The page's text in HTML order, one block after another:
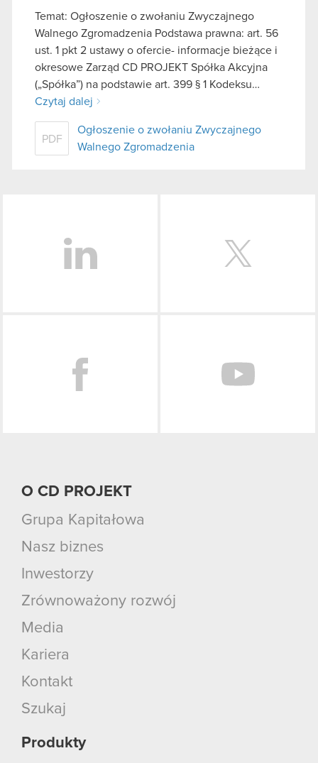
Temat: Ogłoszenie o zwołaniu Zwyczajnego
Walnego Zgromadzenia Podstawa prawna: art. 56
ust. 1 pkt 2 ustawy o ofercie- informacje bieżące i
okresowe Zarząd CD PROJEKT Spółka Akcyjna
(„Spółka”) na podstawie art. 399 § 1 Kodeksu…
Czytaj dalej
PDF
Ogłoszenie o zwołaniu Zwyczajnego
Walnego Zgromadzenia
O CD PROJEKT
Grupa Kapitałowa
Nasz biznes
Inwestorzy
Zrównoważony rozwój
Media
Kariera
Kontakt
Szukaj
Produkty